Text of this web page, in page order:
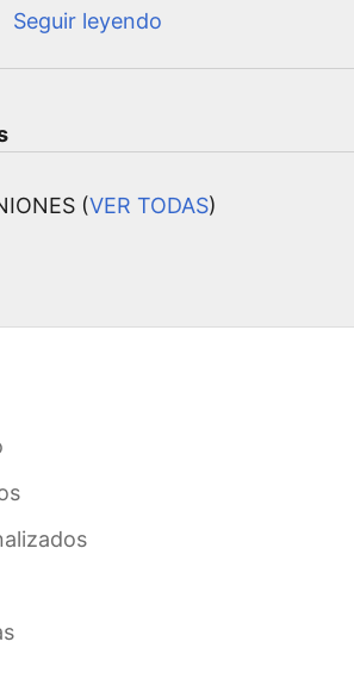
Seguir leyendo
(VER TODAS)